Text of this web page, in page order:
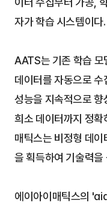
자가 학습 시스템이다.
AATS는 기존 학습 모
데이터를 자동으로 수
성능을 지속적으로
희소 데이터까지 정확
매틱스는 비정형 데
을 획득하여 기술력
에이아이매틱스의